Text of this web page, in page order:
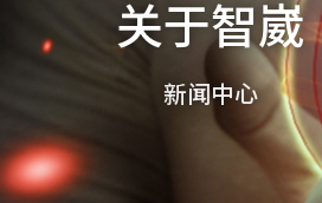
关于智崴
新闻中心